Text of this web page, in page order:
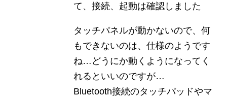
て、接続、起動は確認しました
タッチパネルが動かないので、何
もできないのは、仕様のようです
ね…どうにか動くようになってく
れるといいのですが…
Bluetooth接続のタッチパッドやマ